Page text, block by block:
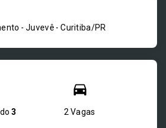
-Juvevê - Curitiba/PR
3
2 Vagas